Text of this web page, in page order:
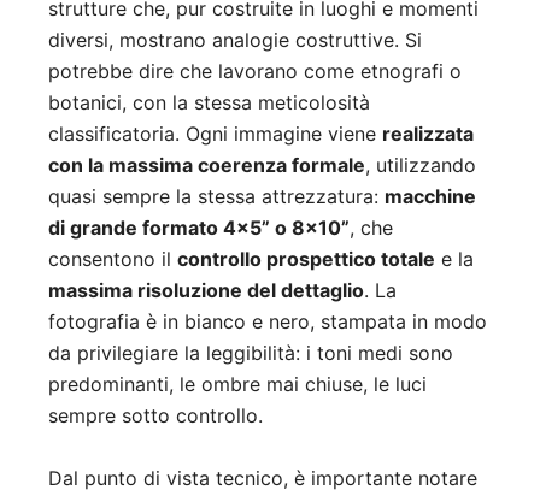
strutture che, pur costruite in luoghi e momenti
diversi, mostrano analogie costruttive. Si
potrebbe dire che lavorano come etnografi o
botanici, con la stessa meticolosità
classificatoria. Ogni immagine viene realizzata
con la massima coerenza formale, utilizzando
quasi sempre la stessa attrezzatura: macchine
di grande formato 4×5” o 8×10”, che
consentono il controllo prospettico totale e la
massima risoluzione del dettaglio. La
fotografia è in bianco e nero, stampata in modo
da privilegiare la leggibilità: i toni medi sono
predominanti, le ombre mai chiuse, le luci
sempre sotto controllo.
Dal punto di vista tecnico, è importante notare